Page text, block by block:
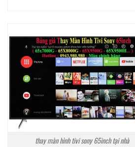
thay màn hình tivi sony 65inch tại nhà